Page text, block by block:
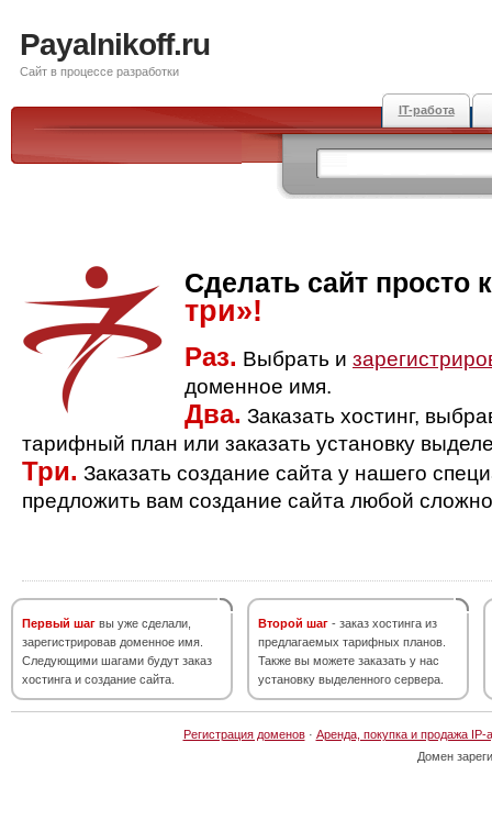
Payalnikoff.ru
Сайт в процессе разработки
IT-работа
Сделать сайт просто
три»!
Раз. Выбрать и
доменное имя.
Два. Заказать хостинг,
тарифный план или заказать установку
Три. Заказать создание сайта у нашего
предложить вам создание сайта любой
Первый шаг вы уже сделали,
зарегистрировав доменное имя.
Следующими шагами будут заказ
хостинга и создание сайта.
Второй шаг - заказ хостинга из
предлагаемых тарифных планов.
Также вы можете заказать у нас
установку выделенного сервера.
Регистрация доменов· Аренда, покупка и продажа IP-
Домен